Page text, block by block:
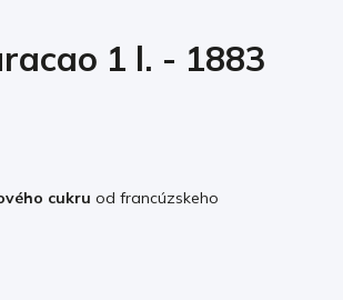
1 l. - 1883
cukru od francúzskeho